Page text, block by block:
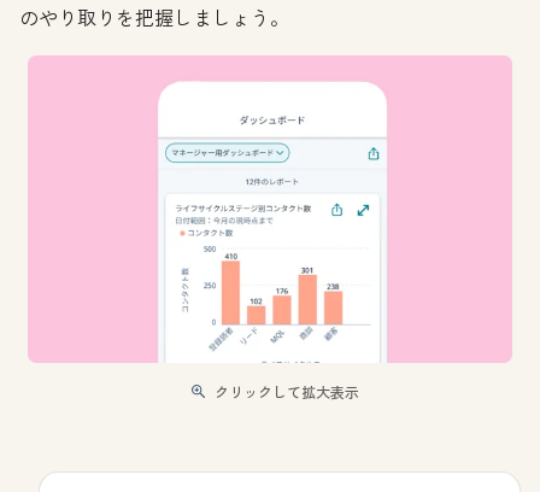
のやり取りを把握しましょう。
クリックして拡大表示